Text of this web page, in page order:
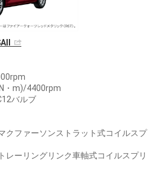
・m)/4400rpm
バルブ
クファーソンストラット式コイルスプ
レーリングリンク車軸式コイルスプリ